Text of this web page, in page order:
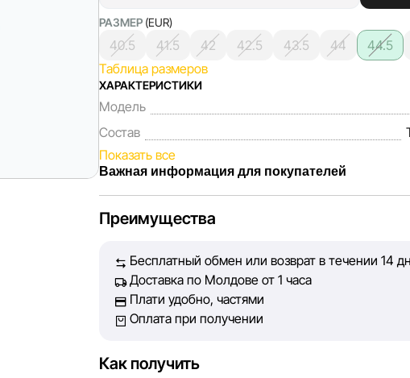
РАЗМЕР (EUR)
40.5 41.5 42 42.5 43.5 44 44.5
Таблица размеров
ХАРАКТЕРИСТИКИ
Модель
Состав
Показать все
Важная информация для покупателей
Каждый день мы работаем над тем, чтобы
Наша цель — обеспечить вас достоверной
принять лучшее решение о покупке.
Однако, несмотря на постоянный контроль,
технических ошибок или сбоев. Мы также не
Преимущества
Бесплатный обмен или возврат в течении 14
Доставка по Молдове от 1 часа
Плати удобно, частями
Оплата при получении
Как получить